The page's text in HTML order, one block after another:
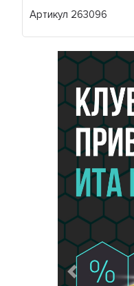
Артикул 263096
Предыдущий